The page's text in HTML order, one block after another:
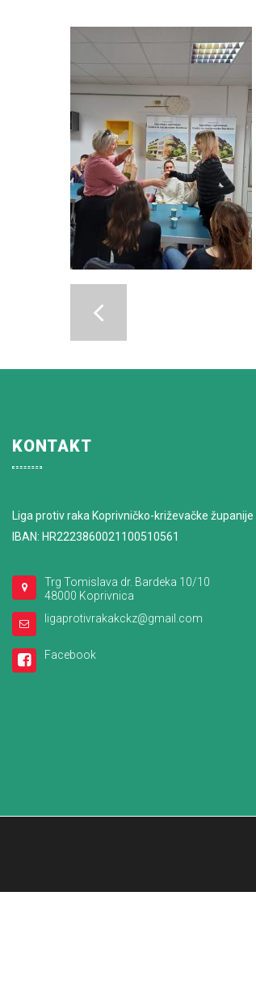
KONTAKT
Liga protiv raka Koprivničko-križevačke županije
IBAN: HR2223860021100510561
Trg Tomislava dr. Bardeka 10/10
48000 Koprivnica
ligaprotivrakakckz@gmail.com
Facebook